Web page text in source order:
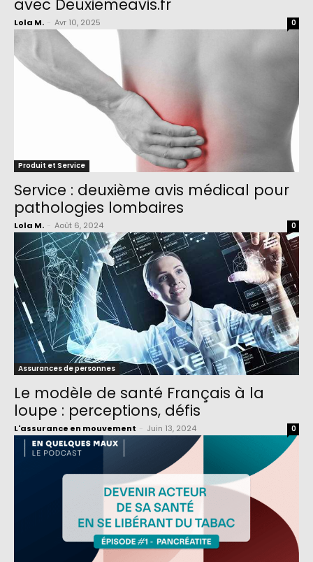
avec Deuxiemeavis.fr
Lola M. Avr 10, 2025 0
Produit et Service
Service : deuxième avis médical pour
pathologies lombaires
Lola M. Août 6, 2024 0
Assurances de personnes
Le modèle de santé Français à la
loupe : perceptions, défis
L'assurance en mouvement Juin 13, 2024 0